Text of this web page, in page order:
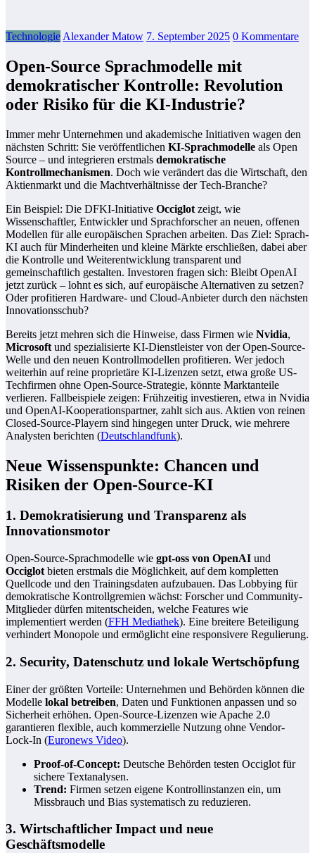
Technologie Alexander Matow 7. September 2025 0 Kommentare
Open-Source Sprachmodelle mit
demokratischer Kontrolle: Revolution
oder Risiko für die KI-Industrie?
Immer mehr Unternehmen und akademische Initiativen wagen den
nächsten Schritt: Sie veröffentlichen KI-Sprachmodelle als Open
Source – und integrieren erstmals demokratische
Kontrollmechanismen. Doch wie verändert das die Wirtschaft, den
Aktienmarkt und die Machtverhältnisse der Tech-Branche?
Ein Beispiel: Die DFKI-Initiative Occiglot zeigt, wie
Wissenschaftler, Entwickler und Sprachforscher an neuen, offenen
Modellen für alle europäischen Sprachen arbeiten. Das Ziel: Sprach-
KI auch für Minderheiten und kleine Märkte erschließen, dabei aber
die Kontrolle und Weiterentwicklung transparent und
gemeinschaftlich gestalten. Investoren fragen sich: Bleibt OpenAI
jetzt zurück – lohnt es sich, auf europäische Alternativen zu setzen?
Oder profitieren Hardware- und Cloud-Anbieter durch den nächsten
Innovationsschub?
Bereits jetzt mehren sich die Hinweise, dass Firmen wie Nvidia,
Microsoft und spezialisierte KI-Dienstleister von der Open-Source-
Welle und den neuen Kontrollmodellen profitieren. Wer jedoch
weiterhin auf reine proprietäre KI-Lizenzen setzt, etwa große US-
Techfirmen ohne Open-Source-Strategie, könnte Marktanteile
verlieren. Fallbeispiele zeigen: Frühzeitig investieren, etwa in Nvidia
und OpenAI-Kooperationspartner, zahlt sich aus. Aktien von reinen
Closed-Source-Playern sind hingegen unter Druck, wie mehrere
Analysten berichten (Deutschlandfunk).
Neue Wissenspunkte: Chancen und
Risiken der Open-Source-KI
1. Demokratisierung und Transparenz als
Innovationsmotor
Open-Source-Sprachmodelle wie gpt-oss von OpenAI und
Occiglot bieten erstmals die Möglichkeit, auf dem kompletten
Quellcode und den Trainingsdaten aufzubauen. Das Lobbying für
demokratische Kontrollgremien wächst: Forscher und Community-
Mitglieder dürfen mitentscheiden, welche Features wie
implementiert werden (FFH Mediathek). Eine breitere Beteiligung
verhindert Monopole und ermöglicht eine responsivere Regulierung.
2. Security, Datenschutz und lokale Wertschöpfung
Einer der größten Vorteile: Unternehmen und Behörden können die
Modelle lokal betreiben, Daten und Funktionen anpassen und so
Sicherheit erhöhen. Open-Source-Lizenzen wie Apache 2.0
garantieren flexible, auch kommerzielle Nutzung ohne Vendor-
Lock-In (Euronews Video).
Proof-of-Concept: Deutsche Behörden testen Occiglot für
sichere Textanalysen.
Trend: Firmen setzen eigene Kontrollinstanzen ein, um
Missbrauch und Bias systematisch zu reduzieren.
3. Wirtschaftlicher Impact und neue
Geschäftsmodelle